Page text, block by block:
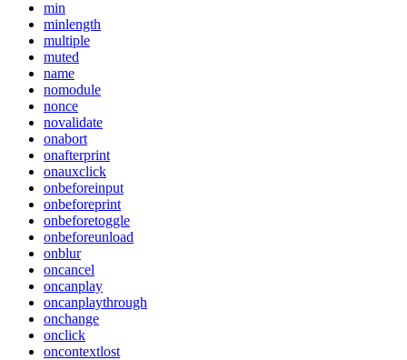
min
minlength
multiple
muted
name
nomodule
nonce
novalidate
onabort
onafterprint
onauxclick
onbeforeinput
onbeforeprint
onbeforetoggle
onbeforeunload
onblur
oncancel
oncanplay
oncanplaythrough
onchange
onclick
oncontextlost